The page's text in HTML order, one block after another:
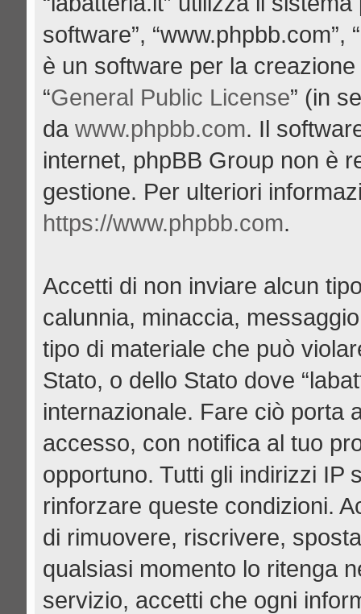
software”, “www.phpbb.com”,
è un software per la
“General Public License” (in
da www.phpbb.com. Il
internet, phpBB Group non è
gestione. Per ulteriori
https://www.phpbb.com.
Accetti di non inviare alcun
calunnia, minaccia,
tipo di materiale che può
Stato, o dello Stato dove
internazionale. Fare ciò porta
accesso, con notifica al tuo
opportuno. Tutti gli indirizzi IP
rinforzare queste condizioni.
di rimuovere, riscrivere,
qualsiasi momento lo ritenga
servizio, accetti che ogni